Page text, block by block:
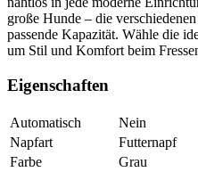
große Hunde – die
passende Kapazität. Wähle die
um Stil und Komfort beim
Eigenschaften
Automatisch
Nein
Napfart
Futternapf
Farbe
Grau